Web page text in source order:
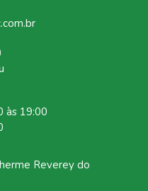
às 19:00
Reverey do